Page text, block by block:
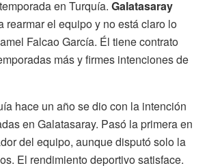
en Turquía. Galatasaray
rearmar el equipo y no está claro lo
Falcao García. Él tiene contrato
más y firmes intenciones de
hace un año se dio con la intención
en Galatasaray. Pasó la primera en
del equipo, aunque disputó solo la
El rendimiento deportivo satisface.